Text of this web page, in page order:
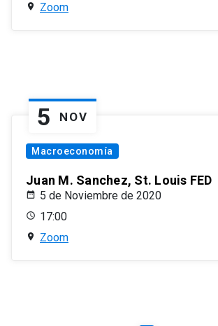
Zoom
5 NOV
Macroeconomía
Juan M. Sanchez, St. Louis FED
5 de Noviembre de 2020
17:00
Zoom